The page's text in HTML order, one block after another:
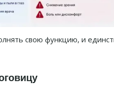
свою функцию, и